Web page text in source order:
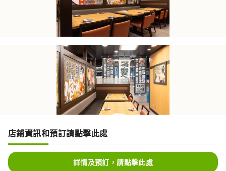
店鋪資訊和預訂請點擊此處
詳情及預訂，請點擊此處